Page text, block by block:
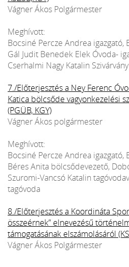
Vágner Ákos Polgármester
Meghívott:
Bocsiné Percze Andrea igazgató,
Gál Judit Benedek Elek Óvoda-
Cserhalmi Nagy Katalin
7./Előterjesztés a Ney Ferenc
Katica bölcsőde vagyonkezelési
(PGÜB, KGY)
Vágner Ákos polgármester
Meghívott:
Bocsiné Percze Andrea igazgató,
Béres Anita bölcsődevezető,
Szuromi-Vancsó Katalin
tagóvoda
8./Előterjesztés a Koordináta
összeérnek” elnevezésű
támogatásának elszámolásáról
Vágner Ákos Polgármester